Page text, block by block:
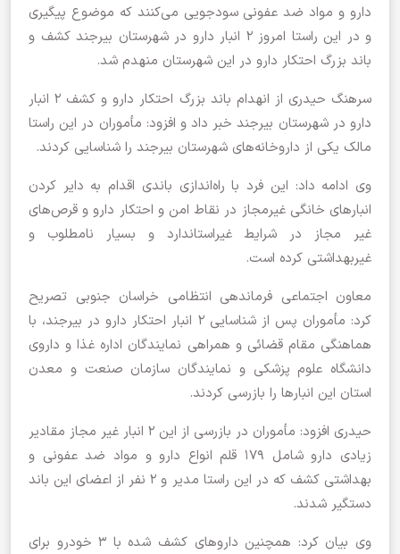
دارو و مواد ضد عفونی سودجویی می‌کنند که موضوع پیگیری
و در این راستا امروز 2 انبار دارو در شهرستان بیرجند کشف و
باند بزرگ احتکار دارو در این شهرستان منهدم شد.
سرهنگ حیدری از انهدام باند بزرگ احتکار دارو و کشف 2 انبار
دارو در شهرستان بیرجند خبر داد و افزود: مأموران در این راستا
مالک یکی از داروخانه‌های شهرستان بیرجند را شناسایی کردند.
وی ادامه داد: این فرد با راه‌اندازی باندی اقدام به دایر کردن
انبار‌های خانگی غیرمجاز در نقاط امن و احتکار دارو و قرص‌های
غیر مجاز در شرایط غیراستاندارد و بسیار نامطلوب و
غیربهداشتی کرده است.
معاون اجتماعی فرماندهی انتظامی خراسان جنوبی تصریح
کرد: مأموران پس از شناسایی 2 انبار احتکار دارو در بیرجند، با
هماهنگی مقام قضائی و همراهی نمایندگان اداره غذا و داروی
دانشگاه علوم پزشکی و نمایندگان سازمان صنعت و معدن
استان این انبار‌ها را بازرسی کردند.
حیدری افزود: مأموران در بازرسی از این 2 انبار غیر مجاز مقادیر
زیادی دارو شامل 179 قلم انواع دارو و مواد ضد عفونی و
بهداشتی کشف که در این راستا مدیر و 2 نفر از اعضای این باند
دستگیر شدند.
وی بیان کرد: همچنین دارو‌های کشف شده با 3 خودرو برای